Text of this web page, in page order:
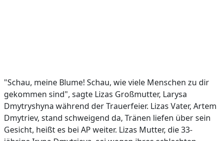
"Schau, meine Blume! Schau, wie viele Menschen zu dir
gekommen sind", sagte Lizas Großmutter, Larysa
Dmytryshyna während der Trauerfeier. Lizas Vater, Artem
Dmytriev, stand schweigend da, Tränen liefen über sein
Gesicht, heißt es bei AP weiter. Lizas Mutter, die 33-